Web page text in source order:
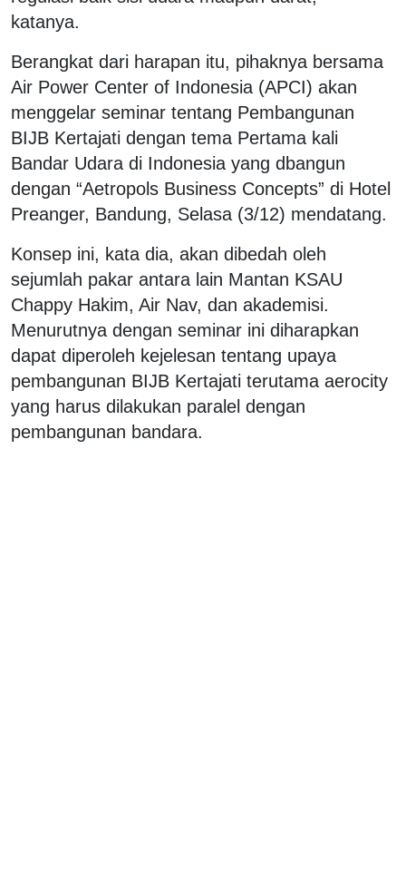
katanya.
Berangkat dari harapan itu, pihaknya bersama
Air Power Center of Indonesia (APCI) akan
menggelar seminar tentang Pembangunan
BIJB Kertajati dengan tema Pertama kali
Bandar Udara di Indonesia yang dbangun
dengan “Aetropols Business Concepts” di Hotel
Preanger, Bandung, Selasa (3/12) mendatang.
Konsep ini, kata dia, akan dibedah oleh
sejumlah pakar antara lain Mantan KSAU
Chappy Hakim, Air Nav, dan akademisi.
Menurutnya dengan seminar ini diharapkan
dapat diperoleh kejelesan tentang upaya
pembangunan BIJB Kertajati terutama aerocity
yang harus dilakukan paralel dengan
pembangunan bandara.